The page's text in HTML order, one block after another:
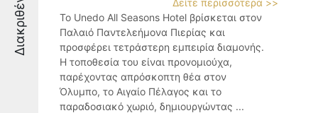
Δείτε περισσότερα >>
Το Unedo All Seasons Hotel βρίσκεται στον
Παλαιό Παντελεήμονα Πιερίας και
προσφέρει τετράστερη εμπειρία διαμονής.
Η τοποθεσία του είναι προνομιούχα,
παρέχοντας απρόσκοπτη θέα στον
Όλυμπο, το Αιγαίο Πέλαγος και το
παραδοσιακό χωριό, δημιουργώντας ...